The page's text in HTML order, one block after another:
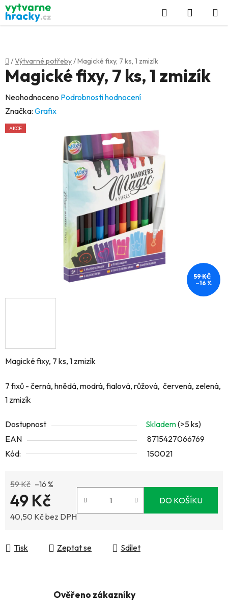
Přejít
na
obsah
Hledat
KOŠÍK
Domů
/Výtvarné potřeby/Magické fixy, 7 ks, 1 zmizík
Magické fixy, 7 ks, 1 zmizík
7 fixů - černá, hnědá, modrá, fialová, růžová, červená, zelená,
1 zmizík
Dostupnost Skladem(>5 ks)
EAN
8715427066769
Kód:
150021
59 Kč –16 %
49 Kč
40,50 Kč bez DPH
DO KOŠÍKU
Tisk Zeptat se Sdílet
Magické fixy, 7 ks, 1 zmizík
Průměrné
hodnocení
produktu
Neohodnoceno Podrobnosti hodnocení
Značka: Grafix
AKCE
59 KČ
–16 %
Ověřeno zákazníky